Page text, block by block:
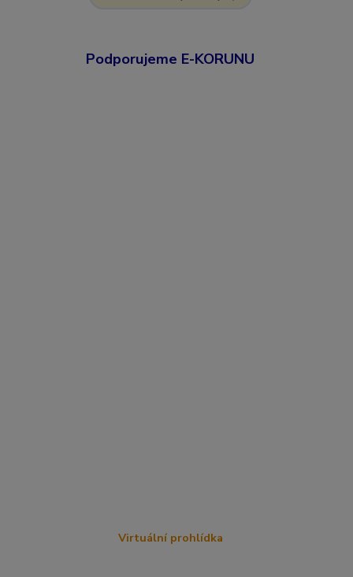
Podporujeme E-KORUNU
Virtuální prohlídka